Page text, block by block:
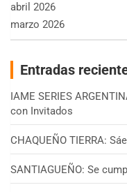
abril 2026
marzo 2026
Entradas
IAME SERIES
con Invitados
CHAQUEÑO TIERRA:
SANTIAGUEÑO: Se